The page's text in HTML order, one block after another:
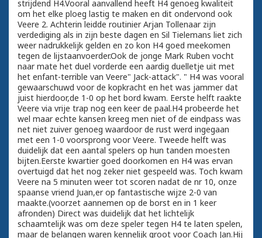
strijdend H4.Vooral aanvallend heeft H4 genoeg kwaliteit
om het elke ploeg lastig te maken en dit ondervond ook
Veere 2. Achterin leidde routinier Arjan Tollenaar zijn
verdediging als in zijn beste dagen en Sil Tielemans liet zich
weer nadrukkelijk gelden en zo kon H4 goed meekomen
tegen de lijstaanvoerder.Ook de jonge Mark Ruben vocht
naar mate het duel vorderde een aardig duelletje uit met
het enfant-terrible van Veere" Jack-attack". " H4 was vooral
gewaarschuwd voor de kopkracht en het was jammer dat
juist hierdoor,de 1-0 op het bord kwam. Eerste helft raakte
Veere via vrije trap nog een keer de paal.H4 probeerde het
wel maar echte kansen kreeg men niet of de eindpass was
net niet zuiver genoeg waardoor de rust werd ingegaan
met een 1-0 voorsprong voor Veere. Tweede helft was
duidelijk dat een aantal spelers op hun tanden moesten
bijten.Eerste kwartier goed doorkomen en H4 was ervan
overtuigd dat het nog zeker niet gespeeld was. Toch kwam
Veere na 5 minuten weer tot scoren nadat de nr 10, onze
spaanse vriend Juan,er op fantastische wijze 2-0 van
maakte.(voorzet aannemen op de borst en in 1 keer
afronden) Direct was duidelijk dat het lichtelijk
schaamtelijk was om deze speler tegen H4 te laten spelen,
maar de belangen waren kennelijk groot voor Coach Jan.Hij